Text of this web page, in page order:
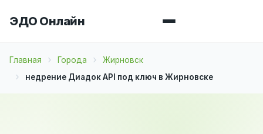
ЭДО Онлайн
Главная Города
Жирновск
недрение Диадок API под ключ в Жирновске